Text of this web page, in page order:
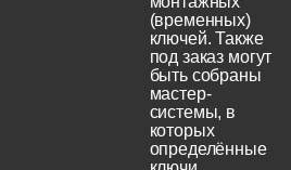
(временных)
ключей. Также
под заказ могут
быть собраны
мастер-
системы, в
которых
определённые